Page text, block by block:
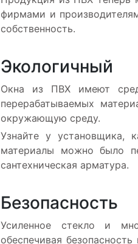
фирмами и
собственность.
Экологичный
Окна из ПВХ имеют
перерабатываемых
окружающую среду.
Узнайте у установщика,
материалы можно было
сантехническая арматура.
Безопасность
Усиленное стекло и
обеспечивая